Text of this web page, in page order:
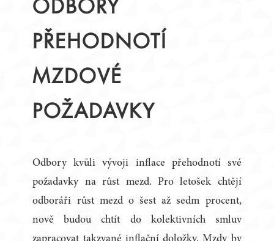
ODBORY
PŘEHODNOTÍ
MZDOVÉ
POŽADAVKY
Odbory kvůli vývoji inflace přehodnotí své
požadavky na růst mezd. Pro letošek chtějí
odboráři růst mezd o šest až sedm procent,
nově budou chtít do kolektivních smluv